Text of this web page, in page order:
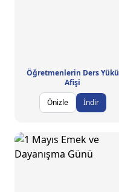
Öğretmenlerin Ders Yükü
Afişi
Önizle
İndir